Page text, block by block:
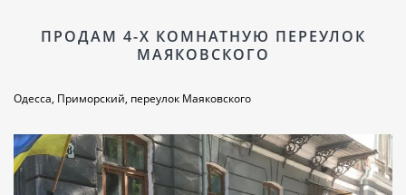
ПРОДАМ 4-Х КОМНАТНУЮ ПЕРЕУЛОК
МАЯКОВСКОГО
Одесса, Приморский, переулок Маяковского